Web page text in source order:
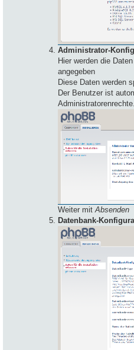
Administrator-
Hier werden die
angegeben
Diese Daten werden
Der Benutzer ist
Administratorenrechte.
Weiter mitAbsenden
Datenbank-